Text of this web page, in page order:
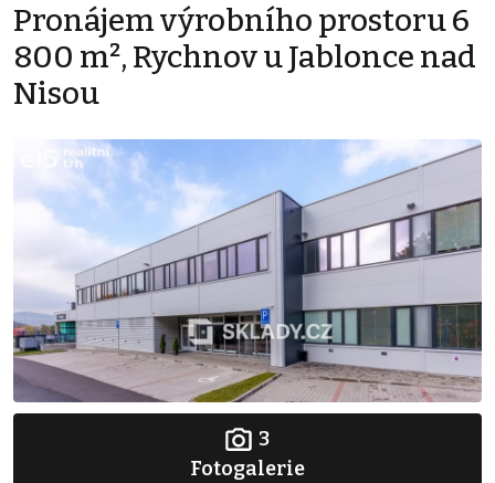
Pronájem výrobního prostoru 6
800 m², Rychnov u Jablonce nad
Nisou
3
Fotogalerie